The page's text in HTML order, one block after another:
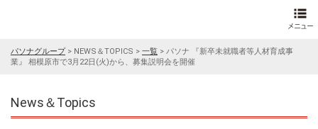
パソナグループ> NEWS＆TOPICS > 一覧 > パソナ 『新卒未就職者等人材育成事
業』 相模原市で3月22日(火)から、募集説明会を開催
News＆Topics